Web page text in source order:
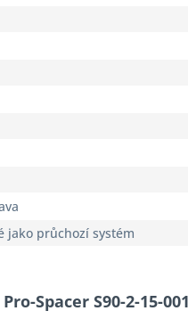
jako průchozí systém
Spacer S90-2-15-